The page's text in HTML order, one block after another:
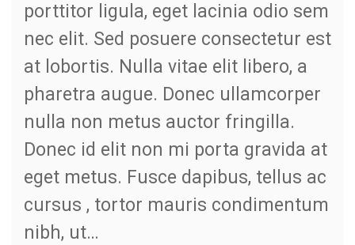
porttitor ligula, eget lacinia odio sem
nec elit. Sed posuere consectetur est
at lobortis. Nulla vitae elit libero, a
pharetra augue. Donec ullamcorper
nulla non metus auctor fringilla.
Donec id elit non mi porta gravida at
eget metus. Fusce dapibus, tellus ac
cursus , tortor mauris condimentum
nibh, ut…